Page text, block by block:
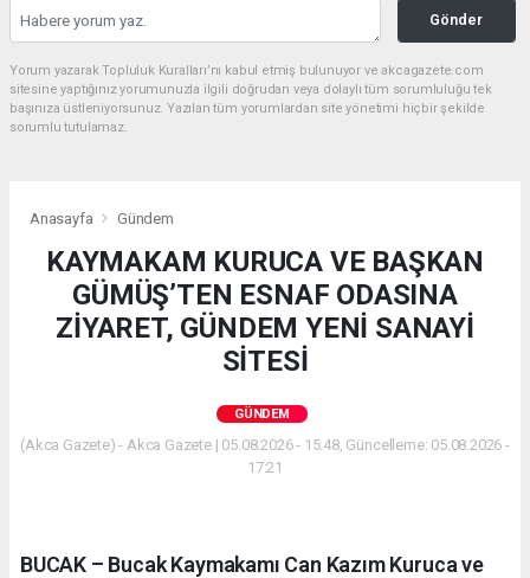
Gönder
Yorum yazarak Topluluk Kuralları’nı kabul etmiş bulunuyor ve akcagazete.com
sitesine yaptığınız yorumunuzla ilgili doğrudan veya dolaylı tüm sorumluluğu tek
başınıza üstleniyorsunuz. Yazılan tüm yorumlardan site yönetimi hiçbir şekilde
sorumlu tutulamaz.
Anasayfa Gündem
KAYMAKAM KURUCA VE BAŞKAN
GÜMÜŞ’TEN ESNAF ODASINA
ZİYARET, GÜNDEM YENİ SANAYİ
SİTESİ
GÜNDEM
(Akca Gazete) - Akca Gazete | 05.08.2026 - 15:48, Güncelleme: 05.08.2026 -
17:21
BUCAK – Bucak Kaymakamı Can Kazım Kuruca ve